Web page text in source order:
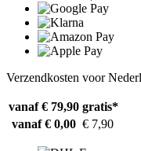
Verzendkosten voor
vanaf € 79,90 gratis*
vanaf € 0,00 € 7,90